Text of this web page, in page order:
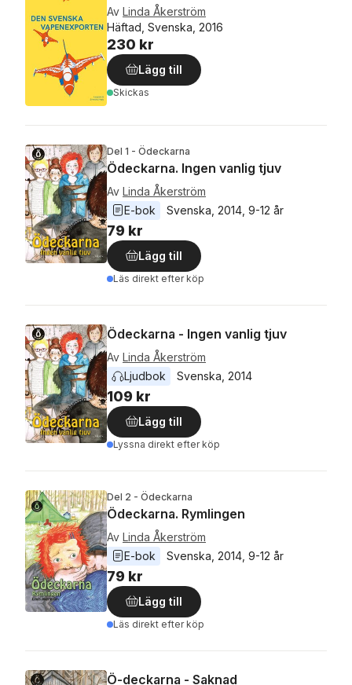
Av Linda Åkerström
Häftad, Svenska, 2016
230 kr
Lägg till
Skickas
Del 1 - Ödeckarna
Ödeckarna. Ingen vanlig tjuv
Av Linda Åkerström
E-bok
Svenska 2014 9-12 år
79 kr
Lägg till
Läs direkt efter köp
Ödeckarna - Ingen vanlig tjuv
Av Linda Åkerström
Ljudbok
Svenska 2014
109 kr
Lägg till
Lyssna direkt efter köp
Del 2 - Ödeckarna
Ödeckarna. Rymlingen
Av Linda Åkerström
E-bok
Svenska 2014 9-12 år
79 kr
Lägg till
Läs direkt efter köp
Ö-deckarna - Saknad